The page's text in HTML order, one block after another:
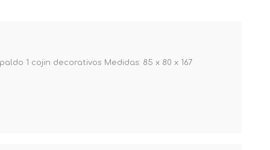
1 cojin decorativos Medidas: 85 x 80 x 167